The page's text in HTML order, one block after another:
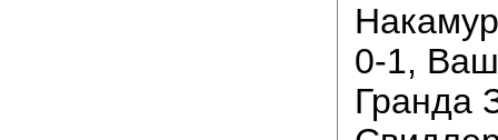
0-1,
Гранда